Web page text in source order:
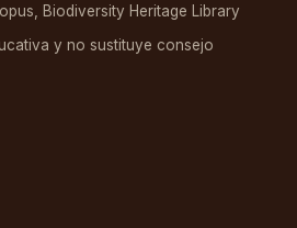
Biodiversity Heritage Library
y no sustituye consejo